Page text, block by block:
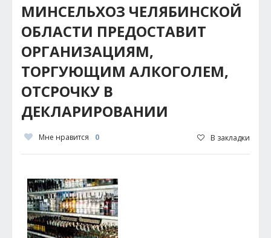
МИНСЕЛЬХОЗ ЧЕЛЯБИНСКОЙ
ОБЛАСТИ ПРЕДОСТАВИТ
ОРГАНИЗАЦИЯМ,
ТОРГУЮЩИМ АЛКОГОЛЕМ,
ОТСРОЧКУ В
ДЕКЛАРИРОВАНИИ
Мне нравится 0 В закладки